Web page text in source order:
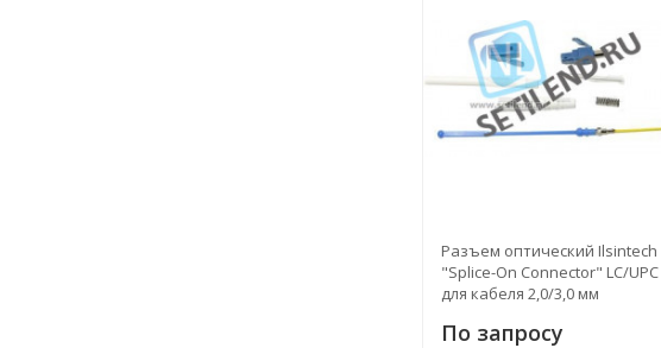
Разъем оптический Ilsintech
"Splice-On Connector" LC/UPC
для кабеля 2,0/3,0 мм
По запросу